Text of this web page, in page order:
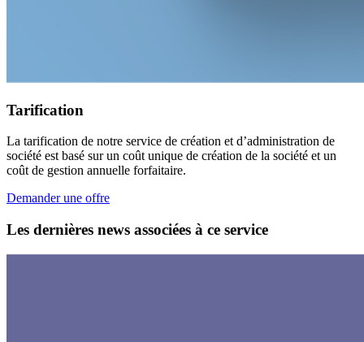
Tarification
La tarification de notre service de création et d’administration de
société est basé sur un coût unique de création de la société et un
coût de gestion annuelle forfaitaire.
Demander une offre
Les dernières news associées à ce service